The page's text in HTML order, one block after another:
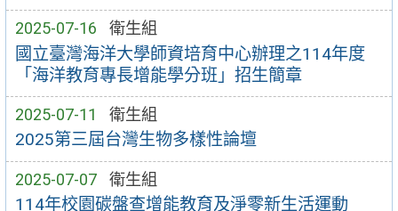
2025-07-16 衛生組
國立臺灣海洋大學師資培育中心辦理之114年度
「海洋教育專長增能學分班」招生簡章
2025-07-11 衛生組
2025第三屆台灣生物多樣性論壇
2025-07-07 衛生組
114年校園碳盤查增能教育及淨零新生活運動